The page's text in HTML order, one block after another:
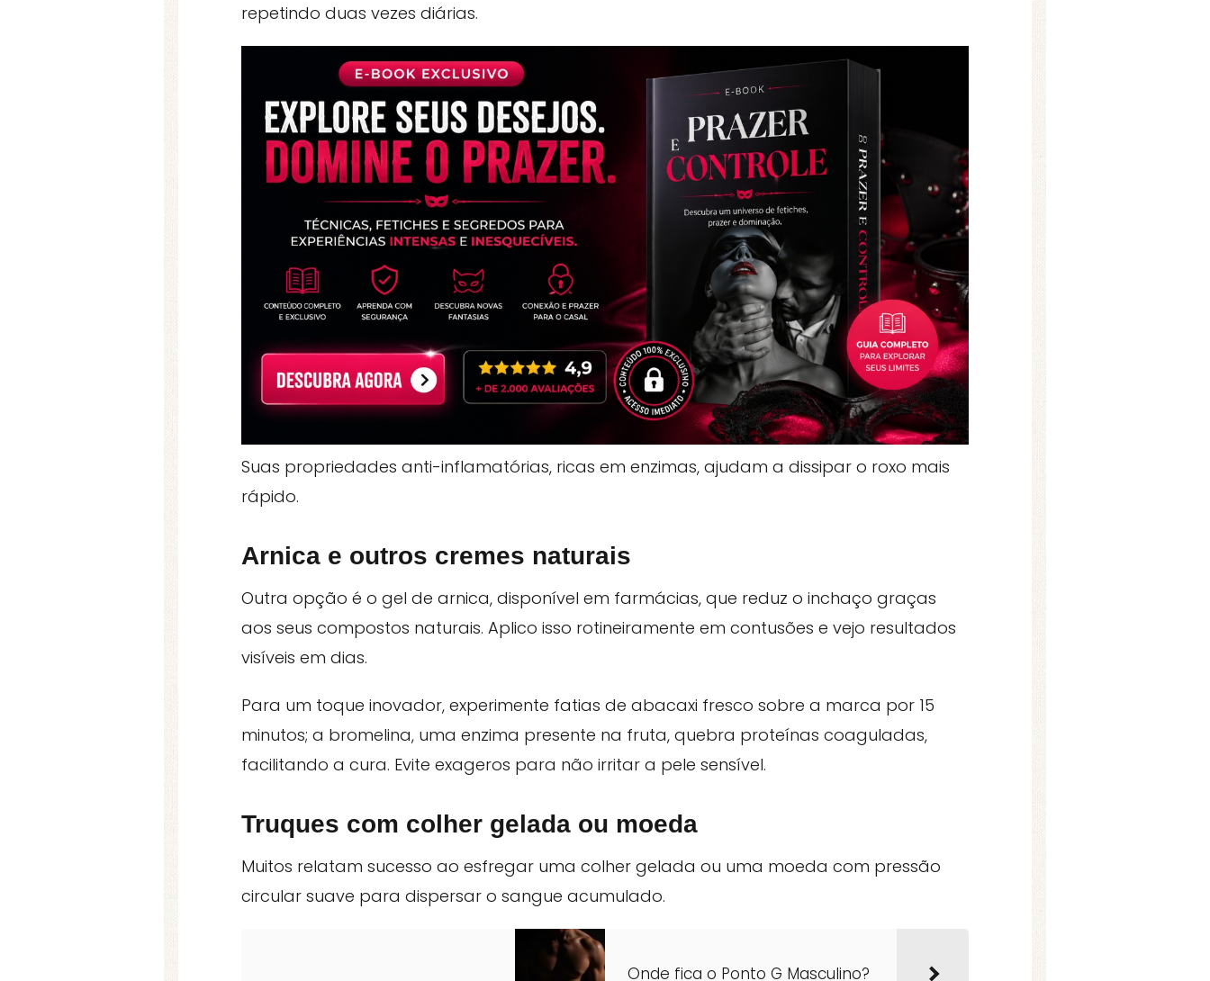
repetindo duas vezes diárias.
Suas propriedades anti-inflamatórias, ricas em enzimas, ajudam a dissipar o roxo mais
rápido.
Arnica e outros cremes naturais
Outra opção é o gel de arnica, disponível em farmácias, que reduz o inchaço graças
aos seus compostos naturais. Aplico isso rotineiramente em contusões e vejo resultados
visíveis em dias.
Para um toque inovador, experimente fatias de abacaxi fresco sobre a marca por 15
minutos; a bromelina, uma enzima presente na fruta, quebra proteínas coaguladas,
facilitando a cura. Evite exageros para não irritar a pele sensível.
Truques com colher gelada ou moeda
Muitos relatam sucesso ao esfregar uma colher gelada ou uma moeda com pressão
circular suave para dispersar o sangue acumulado.
Onde fica o Ponto G Masculino?